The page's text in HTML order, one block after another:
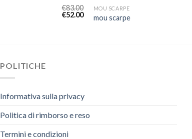
€83.00
€52.00
MOU SCARPE
mou scarpe
POLITICHE
Informativa sulla privacy
Politica di rimborso e reso
Termini e condizioni